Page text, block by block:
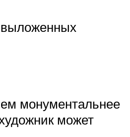
выложенных
монументальнее
может